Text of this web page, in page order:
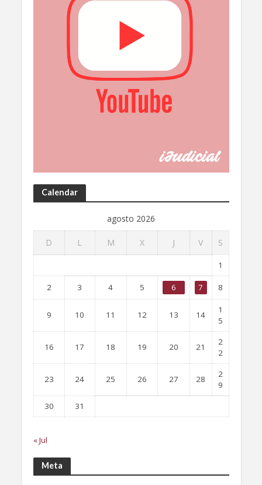
Calendar
agosto 2026
D L M X J V S
1
2 3 4 5 6 7 8
9 10 11 12 13 14
1
5
16 17 18 19 20 21
2
2
23 24 25 26 27 28
2
9
30
31
« Jul
Meta